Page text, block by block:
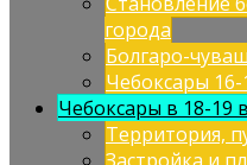
города
Болгаро-
Чебоксары 16-
Чебоксары в 18-19
Территория,